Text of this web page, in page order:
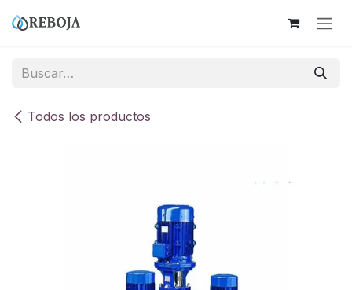
Todos los productos